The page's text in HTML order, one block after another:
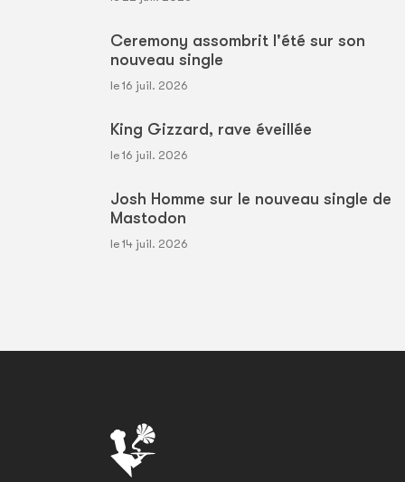
Ceremony assombrit l'été sur son
nouveau single
le 16 juil. 2026
King Gizzard, rave éveillée
le 16 juil. 2026
Josh Homme sur le nouveau single de
Mastodon
le 14 juil. 2026